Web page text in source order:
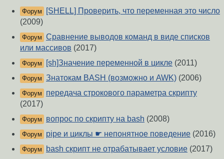
Форум
[SHELL] Проверить, что переменная это число
(2009)
Форум Сравнение выводов команд в виде списков
или массивов (2017)
Форум [sh]Значение переменной в цикле (2011)
Форум Знатокам BASH (возможно и AWK) (2006)
Форум
передача строкового параметра скрипту
(2017)
Форум вопрос по скрипту на bash (2008)
Форум pipe и циклы ☛ непонятное поведение (2016)
Форум bash скрипт не отрабатывает условие (2017)